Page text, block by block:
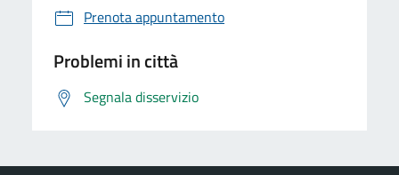
Prenota appuntamento
Problemi in città
Segnala disservizio